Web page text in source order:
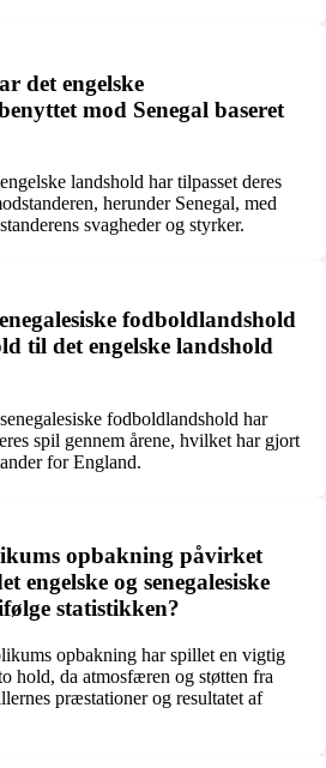
det engelske
mod Senegal baseret
landshold har tilpasset deres
herunder Senegal, med
svagheder og styrker.
fodboldlandshold
til det engelske landshold
fodboldlandshold har
spil gennem årene, hvilket har gjort
for England.
opbakning påvirket
engelske og senegalesiske
statistikken?
opbakning har spillet en vigtig
hold, da atmosfæren og støtten fra
præstationer og resultatet af